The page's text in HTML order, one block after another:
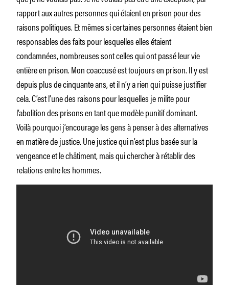
rapport aux autres personnes qui étaient en prison pour des
raisons politiques. Et mêmes si certaines personnes étaient bien
responsables des faits pour lesquelles elles étaient
condamnées, nombreuses sont celles qui ont passé leur vie
entière en prison. Mon coaccusé est toujours en prison. Il y est
depuis plus de cinquante ans, et il n’y a rien qui puisse justifier
cela. C’est l’une des raisons pour lesquelles je milite pour
l’abolition des prisons en tant que modèle punitif dominant.
Voilà pourquoi j’encourage les gens à penser à des alternatives
en matière de justice. Une justice qui n’est plus basée sur la
vengeance et le châtiment, mais qui chercher à rétablir des
relations entre les hommes.